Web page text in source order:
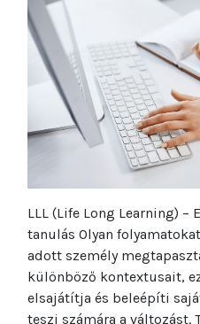
LLL (Life Long Learning) –
tanulás Olyan
adott személy
különböző kontextusait,
elsajátítja és beleépíti
teszi számára a változást.